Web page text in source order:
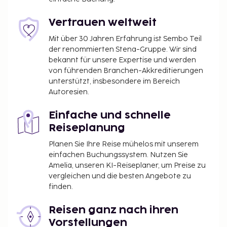
ist es kein Problem die Pisten zu erreichen. Village
Restaurant mit hervorragender Küche. Alternativ
gibt es eine Snackbar. Deinen Durst kannst du an
der Bar/Lounge stillen. Gegen Gebühr wird täglich
von 07:30 Uhr bis 10:00 Uhr ein Frühstücksbuffet
angeboten.
Du wirst gebeten, die folgenden Gebühren direkt in
möglicherweise geltende Steuern:
Die Stadtverwaltung erhebt eine
Tourismusabgabe: 0.80 EUR pro Person/pro
Nacht. Kinder unter 18 Jahren sind von der
Abgabe befreit.
Diese Liste enthält alle Gebühren, die uns von der
Aufpreis für das Frühstücksbuffet: ca. 12.5 EUR
Vertrauen weltweit
Mit über 30 Jahren Erfahrung ist Sembo Teil
der renommierten Stena-Gruppe. Wir sind
bekannt für unsere Expertise und werden
von führenden Branchen-Akkreditierungen
unterstützt, insbesondere im Bereich
Autoresien.
Einfache und schnelle
Reiseplanung
Planen Sie Ihre Reise mühelos mit unserem
einfachen Buchungssystem. Nutzen Sie
Amelia, unseren KI-Reiseplaner, um Preise zu
vergleichen und die besten Angebote zu
finden.
Reisen ganz nach ihren
Vorstellungen